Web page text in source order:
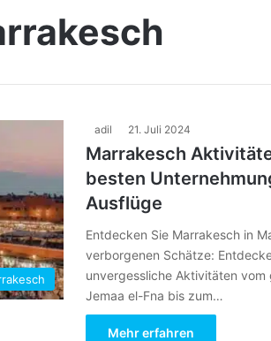
adil 21. Juli 2024
Marrakesch
besten
Ausflüge
Entdecken Sie Marrakesch in
verborgenen Schätze:
unvergessliche Aktivitäten
Jemaa el-Fna bis zum…
Mehr erfahren